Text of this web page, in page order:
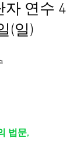
자 연수 4
(일)
법문,